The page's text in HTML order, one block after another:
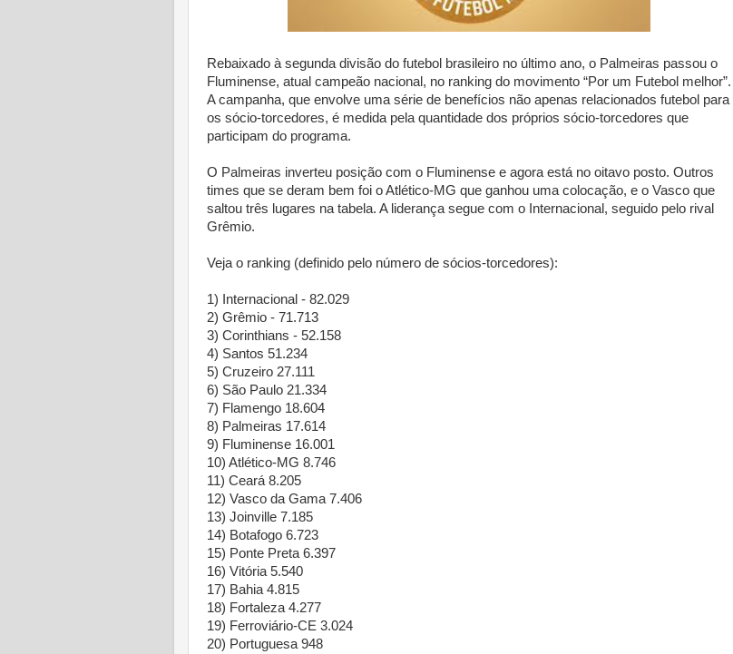
Rebaixado à segunda divisão do futebol brasileiro no último ano, o Palmeiras passou o
Fluminense, atual campeão nacional, no ranking do movimento “Por um Futebol melhor”.
A campanha, que envolve uma série de benefícios não apenas relacionados futebol para
os sócio-torcedores, é medida pela quantidade dos próprios sócio-torcedores que
participam do programa.
O Palmeiras inverteu posição com o Fluminense e agora está no oitavo posto. Outros
times que se deram bem foi o Atlético-MG que ganhou uma colocação, e o Vasco que
saltou três lugares na tabela. A liderança segue com o Internacional, seguido pelo rival
Grêmio.
Veja o ranking (definido pelo número de sócios-torcedores):
1) Internacional - 82.029
2) Grêmio - 71.713
3) Corinthians - 52.158
4) Santos 51.234
5) Cruzeiro 27.111
6) São Paulo 21.334
7) Flamengo 18.604
8) Palmeiras 17.614
9) Fluminense 16.001
10) Atlético-MG 8.746
11) Ceará 8.205
12) Vasco da Gama 7.406
13) Joinville 7.185
14) Botafogo 6.723
15) Ponte Preta 6.397
16) Vitória 5.540
17) Bahia 4.815
18) Fortaleza 4.277
19) Ferroviário-CE 3.024
20) Portuguesa 948